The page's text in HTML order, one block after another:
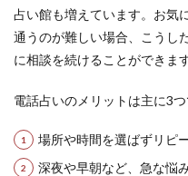
占い館も増えています。お気
通うのが難しい場合、こうし
に相談を続けることができます
電話占いのメリットは主に3つ
場所や時間を選ばずリピ
深夜や早朝など、急な悩